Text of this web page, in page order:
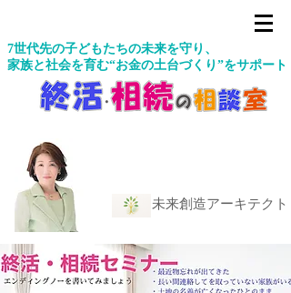
7世代先の子どもたちの未来を守り、
家族と社会を育む“お金の土台づくり”をサポート
未来創造アーキテクト